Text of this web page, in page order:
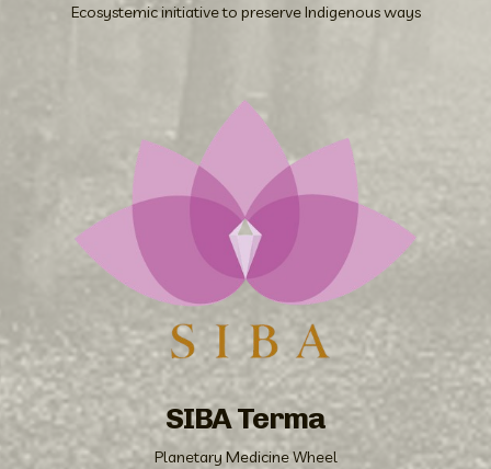
Ecosystemic initiative to preserve Indigenous ways
SIBA Terma
Planetary Medicine Wheel